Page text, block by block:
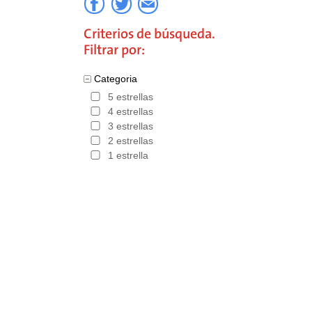
Criterios de búsqueda.
Filtrar por:
Categoria
5 estrellas
4 estrellas
3 estrellas
2 estrellas
1 estrella